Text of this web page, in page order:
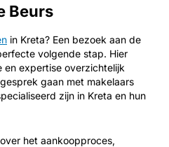
Beurs
in Kreta? Een bezoek aan de
volgende stap. Hier
en expertise overzichtelijk
gaan met makelaars
zijn in Kreta en hun
het aankoopproces,